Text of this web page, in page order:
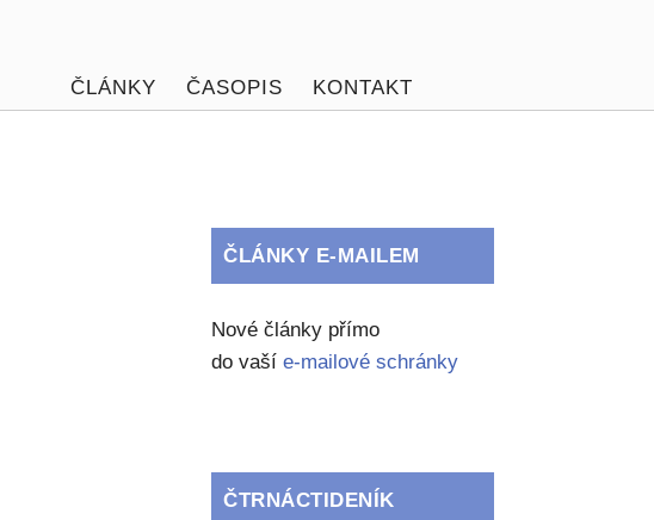
ČLÁNKY ČASOPIS KONTAKT
ČLÁNKY E-MAILEM
Nové články přímo
do vašíe-mailové schránky
ČTRNÁCTIDENÍK